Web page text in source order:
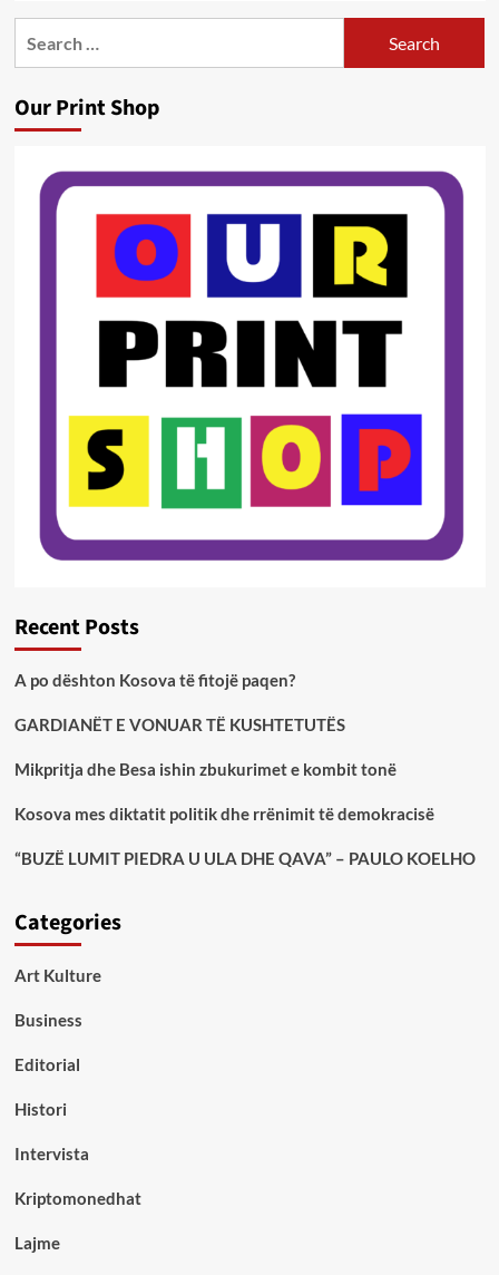
Our Print Shop
Recent Posts
A po dështon Kosova të fitojë paqen?
GARDIANËT E VONUAR TË KUSHTETUTËS
Mikpritja dhe Besa ishin zbukurimet e kombit tonë
Kosova mes diktatit politik dhe rrënimit të demokracisë
“BUZË LUMIT PIEDRA U ULA DHE QAVA” – PAULO KOELHO
Categories
Art Kulture
Business
Editorial
Histori
Intervista
Kriptomonedhat
Lajme